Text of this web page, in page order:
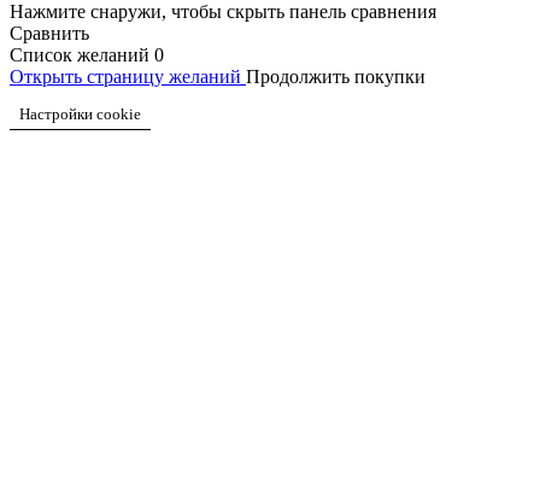
Нажмите снаружи, чтобы скрыть панель сравнения
Сравнить
Список желаний 0
Открыть страницу желаний Продолжить покупки
Настройки cookie